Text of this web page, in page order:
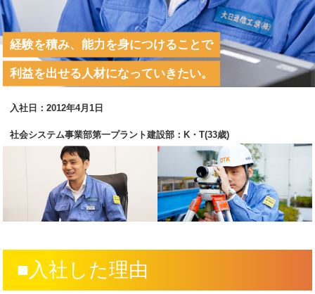
経験を積み、能力を身につけることで
利益を出せる人材になっていきたい。
入社日：2012年4月1日
社会システム事業部第一プラント建設部：K・T(33歳)
■入社した理由